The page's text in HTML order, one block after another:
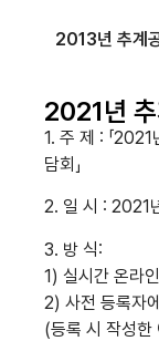
2013년 추계
2021년 추
1. 주 제 : 「
담회」
2. 일 시 : 2021
3. 방 식:
1) 실시간 온라
2) 사전 등록자
(등록 시 작성한